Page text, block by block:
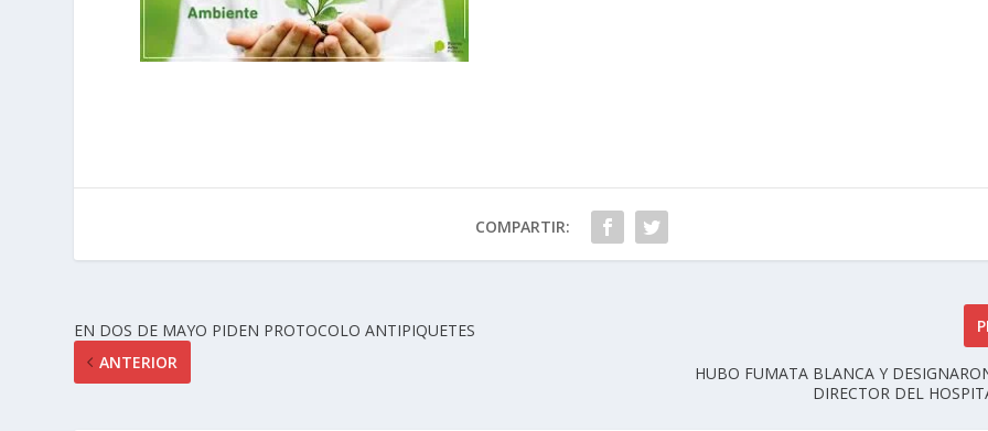
COMPARTIR:
EN DOS DE MAYO PIDEN PROTOCOLO ANTIPIQUETES
ANTERIOR
HUBO FUMATA BLANCA Y
DIRECTOR DEL